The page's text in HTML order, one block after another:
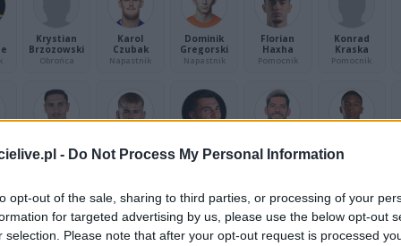
- Do Not Process My Personal Information
opt-out of the sale, sharing to third parties, or processing of your
for targeted advertising by us, please use the below opt-out
selection. Please note that after your opt-out request is processed
Krystian
Brzozowski
Obrońca
Karol
Czubak
Napastnik
Dominik
Gregorski
Napastnik
Florian
Haxha
Pomocnik
Konrad
Kraska
Pomocnik
Pomocnik
Plichta
Bramkarz
Rodrigues
Ronaldo